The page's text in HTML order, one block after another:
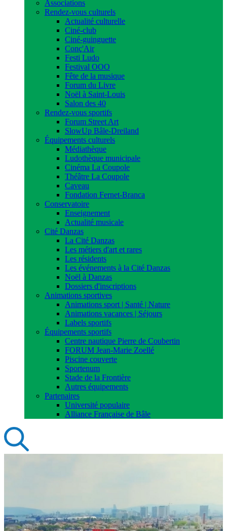
Associations
Rendez-vous culturels
Actualité culturelle
Ciné-club
Ciné-guinguette
Conç'Air
Festi Ludo
Festival OOO
Fête de la musique
Forum du Livre
Noël à Saint-Louis
Salon des 40
Rendez-vous sportifs
Forum Street Art
SlowUp Bâle-Dreiland
Équipements culturels
Médiathèque
Ludothèque municipale
Cinéma La Coupole
Théâtre La Coupole
Caveau
Fondation Fernet-Branca
Conservatoire
Enseignement
Actualité musicale
Cité Danzas
La Cité Danzas
Les métiers d'art et rares
Les résidents
Les événements à la Cité Danzas
Noël à Danzas
Dossiers d'inscriptions
Animations sportives
Animations sport | Santé | Nature
Animations vacances | Séjours
Labels sportifs
Équipements sportifs
Centre nautique Pierre de Coubertin
FORUM Jean-Marie Zoellé
Piscine couverte
Sportenum
Stade de la Frontière
Autres équipements
Partenaires
Université populaire
Alliance Française de Bâle